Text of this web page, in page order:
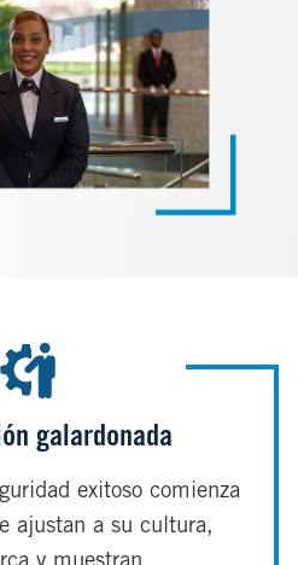
galardonada
exitoso comienza
ajustan a su cultura,